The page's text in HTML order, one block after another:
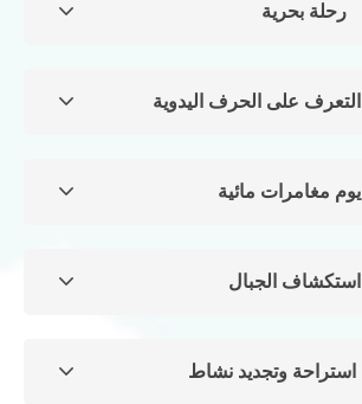
رحلة بحرية
التعرف على الحرف اليدوية
يوم مغامرات مائية
استكشاف الجبال
استراحة وتجديد نشاط